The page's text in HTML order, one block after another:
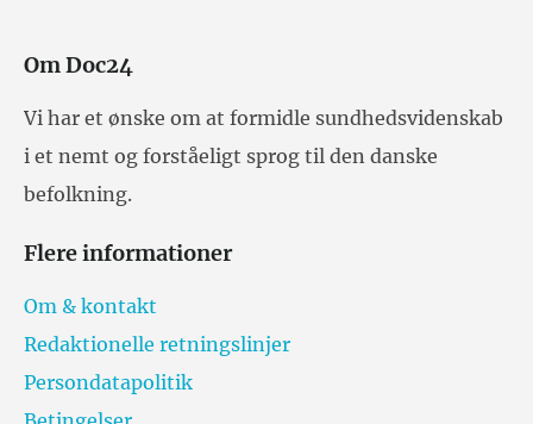
Om Doc24
Vi har et ønske om at formidle sundhedsvidenskab
i et nemt og forståeligt sprog til den danske
befolkning.
Flere informationer
Om & kontakt
Redaktionelle retningslinjer
Persondatapolitik